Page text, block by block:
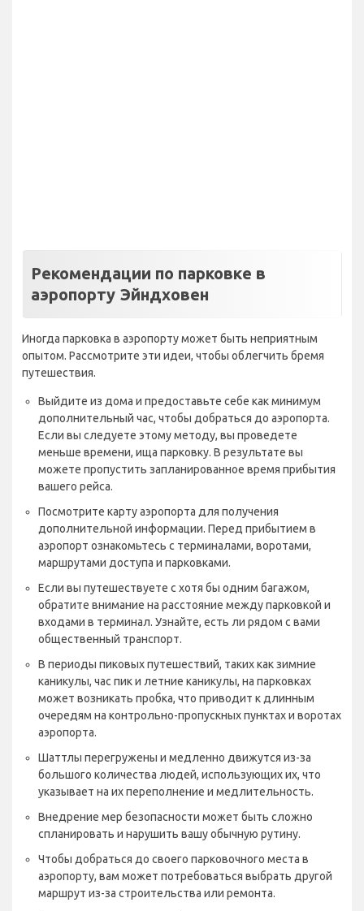
Рекомендации по парковке в
аэропорту Эйндховен
Иногда парковка в аэропорту может быть неприятным
опытом. Рассмотрите эти идеи, чтобы облегчить бремя
путешествия.
Выйдите из дома и предоставьте себе как минимум
дополнительный час, чтобы добраться до аэропорта.
Если вы следуете этому методу, вы проведете
меньше времени, ища парковку. В результате вы
можете пропустить запланированное время прибытия
вашего рейса.
Посмотрите карту аэропорта для получения
дополнительной информации. Перед прибытием в
аэропорт ознакомьтесь с терминалами, воротами,
маршрутами доступа и парковками.
Если вы путешествуете с хотя бы одним багажом,
обратите внимание на расстояние между парковкой и
входами в терминал. Узнайте, есть ли рядом с вами
общественный транспорт.
В периоды пиковых путешествий, таких как зимние
каникулы, час пик и летние каникулы, на парковках
может возникать пробка, что приводит к длинным
очередям на контрольно-пропускных пунктах и воротах
аэропорта.
Шаттлы перегружены и медленно движутся из-за
большого количества людей, использующих их, что
указывает на их переполнение и медлительность.
Внедрение мер безопасности может быть сложно
спланировать и нарушить вашу обычную рутину.
Чтобы добраться до своего парковочного места в
аэропорту, вам может потребоваться выбрать другой
маршрут из-за строительства или ремонта.